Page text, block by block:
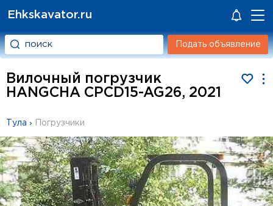
Ehkskavator.ru
Подать объявление
Вилочный погрузчик
HANGCHA CPCD15-AG26, 2021
Тула › Погрузчики